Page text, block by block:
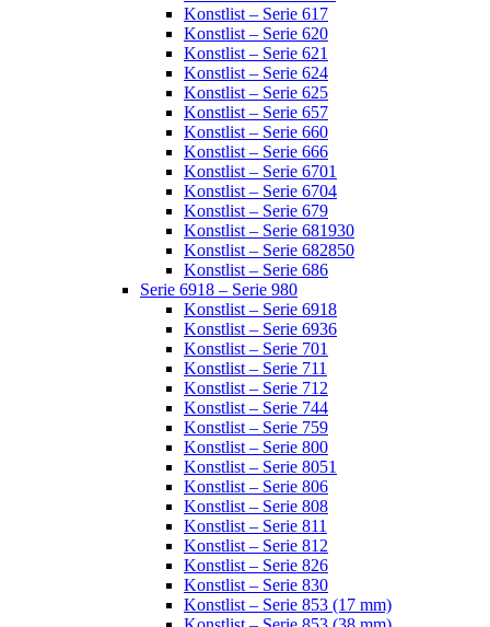
Konstlist – Serie 617
Konstlist – Serie 620
Konstlist – Serie 621
Konstlist – Serie 624
Konstlist – Serie 625
Konstlist – Serie 657
Konstlist – Serie 660
Konstlist – Serie 666
Konstlist – Serie 6701
Konstlist – Serie 6704
Konstlist – Serie 679
Konstlist – Serie 681930
Konstlist – Serie 682850
Konstlist – Serie 686
Serie 6918 – Serie 980
Konstlist – Serie 6918
Konstlist – Serie 6936
Konstlist – Serie 701
Konstlist – Serie 711
Konstlist – Serie 712
Konstlist – Serie 744
Konstlist – Serie 759
Konstlist – Serie 800
Konstlist – Serie 8051
Konstlist – Serie 806
Konstlist – Serie 808
Konstlist – Serie 811
Konstlist – Serie 812
Konstlist – Serie 826
Konstlist – Serie 830
Konstlist – Serie 853 (17 mm)